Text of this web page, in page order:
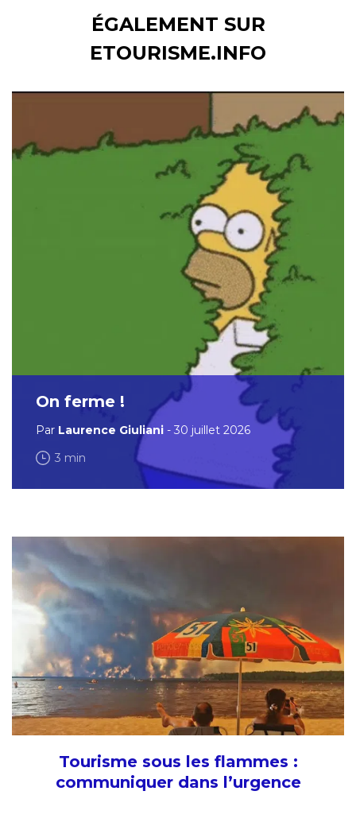
ÉGALEMENT SUR
ETOURISME.INFO
On ferme !
Par Laurence Giuliani - 30 juillet 2026
3 min
Tourisme sous les flammes :
communiquer dans l’urgence